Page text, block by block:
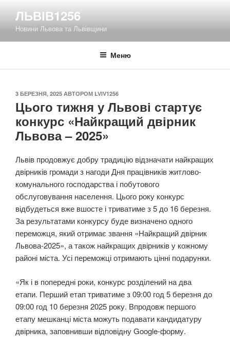
вмісту
ЛЬВІВ1256
Новини Львова та Львівщини
Меню
ОПУБЛІКОВАНО
3 БЕРЕЗНЯ, 2025 АВТОРОМ LVIV1256
Цього тижня у Львові стартує
конкурс «Найкращий двірник
Львова – 2025»
Львів продовжує добру традицію відзначати найкращих
двірників громади з нагоди Дня працівників житлово-
комунального господарства і побутового
обслуговування населення. Цього року конкурс
відбудеться вже вшосте і триватиме з 5 до 16 березня.
За результатами конкурсу буде визначено одного
переможця, який отримає звання «Найкращий двірник
Львова-2025», а також найкращих двірників у кожному
районі міста. Усі переможці отримають цінні подарунки.
«Як і в попередні роки, конкурс розділений на два
етапи. Перший етап триватиме з 09:00 год 5 березня до
09:00 год 10 березня 2025 року. Впродовж першого
етапу мешканці міста можуть подавати кандидатуру
двірника, заповнивши відповідну Google-форму.